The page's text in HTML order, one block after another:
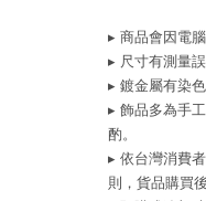
▸ 商品會因電
▸ 尺寸有測量
▸ 鍍金屬有染
▸ 飾品多為手
酌。
▸ 依台灣消費
則，貨品購買